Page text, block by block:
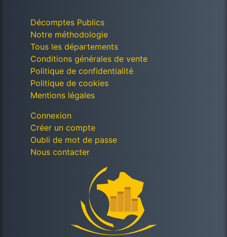
Décomptes Publics
Notre méthodologie
Tous les départements
Conditions générales de vente
Politique de confidentialité
Politique de cookies
Mentions légales
Connexion
Créer un compte
Oubli de mot de passe
Nous contacter